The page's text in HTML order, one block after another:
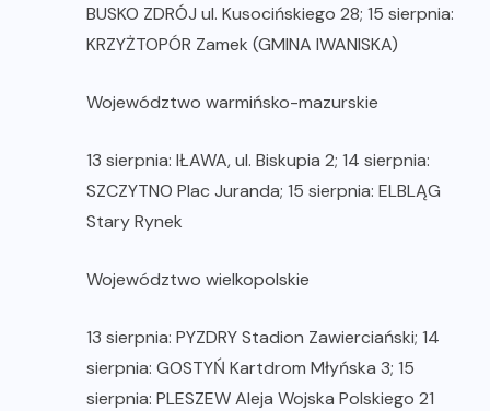
BUSKO ZDRÓJ ul. Kusocińskiego 28; 15 sierpnia:
KRZYŻTOPÓR Zamek (GMINA IWANISKA)
Województwo warmińsko-mazurskie
13 sierpnia: IŁAWA, ul. Biskupia 2; 14 sierpnia:
SZCZYTNO Plac Juranda; 15 sierpnia: ELBLĄG
Stary Rynek
Województwo wielkopolskie
13 sierpnia: PYZDRY Stadion Zawierciański; 14
sierpnia: GOSTYŃ Kartdrom Młyńska 3; 15
sierpnia: PLESZEW Aleja Wojska Polskiego 21